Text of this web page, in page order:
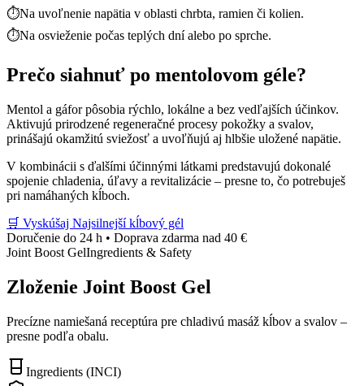
⏱Na uvoľnenie napätia v oblasti chrbta, ramien či kolien.
⏱Na osvieženie počas teplých dní alebo po sprche.
Prečo siahnuť po mentolovom géle?
Mentol a gáfor pôsobia rýchlo, lokálne a bez vedľajších účinkov.
Aktivujú prirodzené regeneračné procesy pokožky a svalov,
prinášajú okamžitú sviežosť a uvoľňujú aj hlbšie uložené napätie.
V kombinácii s ďalšími účinnými látkami predstavujú dokonalé
spojenie chladenia, úľavy a revitalizácie – presne to, čo potrebuješ
pri namáhaných kĺboch.
🛒 Vyskúšaj Najsilnejší kĺbový gél
Doručenie do 24 h • Doprava zdarma nad 40 €
Joint Boost GelIngredients & Safety
Zloženie Joint Boost Gel
Precízne namiešaná receptúra pre chladivú masáž kĺbov a svalov –
presne podľa obalu.
Ingredients (INCI)